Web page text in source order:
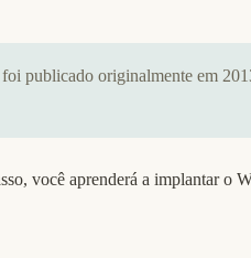
publicado originalmente em
você aprenderá a implantar